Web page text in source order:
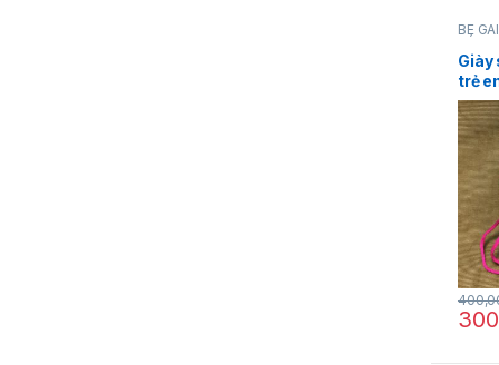
BÉ GÁI
Giày
trẻ
Fila
12